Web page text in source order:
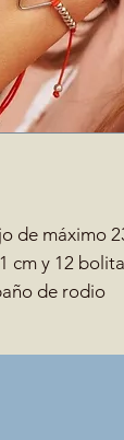
de máximo
cm y 12
de rodio